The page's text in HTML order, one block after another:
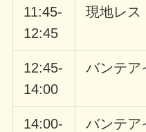
11:45-
12:45
現地レス
12:45-
14:00
バンテア
14:00-
バンテア